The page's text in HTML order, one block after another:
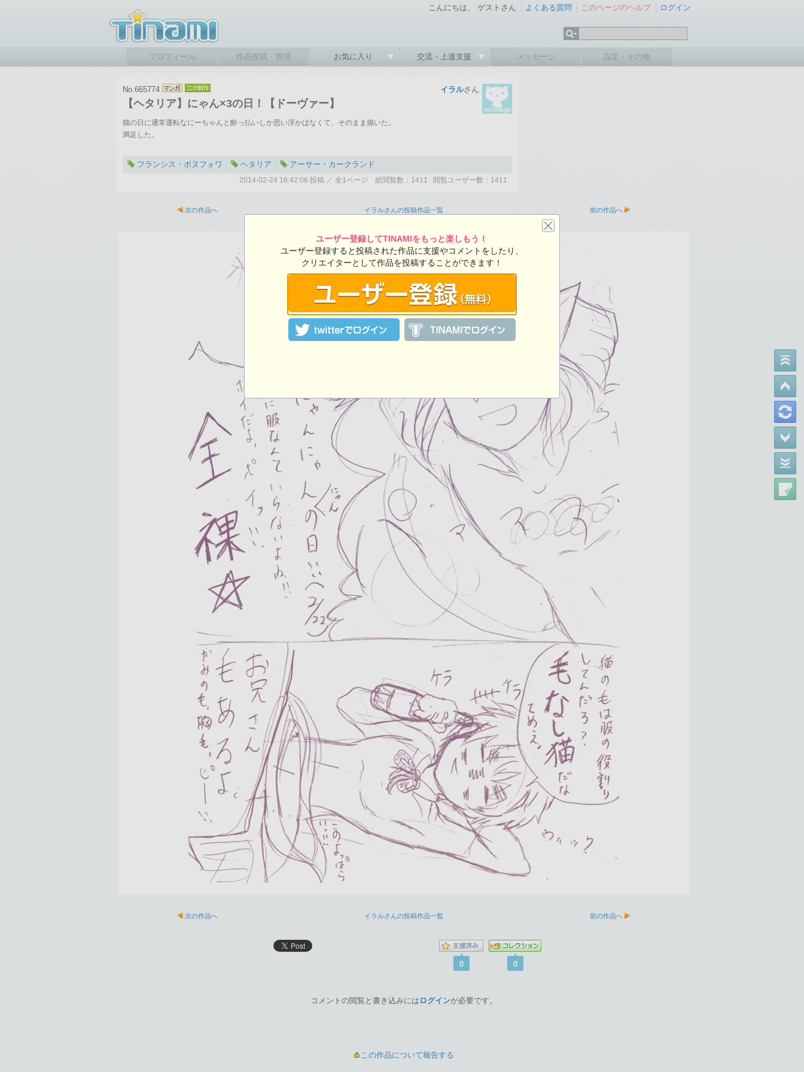
こんにちは、 ゲストさん よくある質問 このページのヘルプ ログイン
プロフィール 作品投稿・管理 お気に入り 交流・上達支援 メッセージ 設定・その他
No.665774
【ヘタリア】にゃん×3の日！【ドーヴァー】
イラルさん
猫の日に通常運転なにーちゃんと酔っ払いしか思い浮かばなくて、そのまま描いた。
満足した。
フランシス・ボヌフォワ ヘタリア アーサー・カークランド
2014-02-24 16:42:06 投稿 ／ 全1ページ 総閲覧数：1411 閲覧ユーザー数：1411
次の作品へ イラルさんの投稿作品一覧 前の作品へ
次の作品へ イラルさんの投稿作品一覧 前の作品へ
0 0
コメントの閲覧と書き込みには ログインが必要です。
この作品について報告する
ユーザー登録してTINAMIをもっと楽しもう！
ユーザー登録すると投稿された作品に支援やコメントをしたり、
クリエイターとして作品を投稿することができます！